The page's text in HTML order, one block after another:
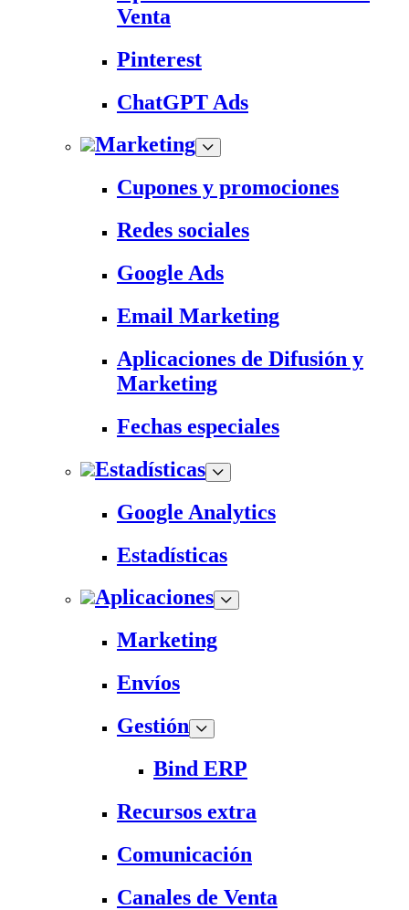
Venta
Pinterest
ChatGPT Ads
Marketing
Cupones y promociones
Redes sociales
Google Ads
Email Marketing
Aplicaciones de Difusión y
Marketing
Fechas especiales
Estadísticas
Google Analytics
Estadísticas
Aplicaciones
Marketing
Envíos
Gestión
Bind ERP
Recursos extra
Comunicación
Canales de Venta